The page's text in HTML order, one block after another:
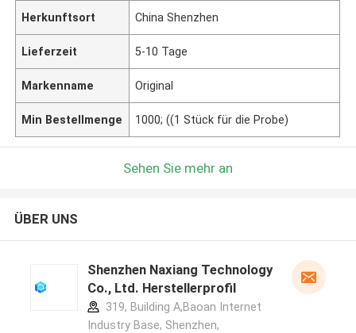
Herkunftsort China Shenzhen
Lieferzeit 5-10 Tage
Markenname Original
Min Bestellmenge 1000; ((1 Stück für die Probe)
Sehen Sie mehr an
ÜBER UNS
Shenzhen Naxiang Technology
Co., Ltd. Herstellerprofil
319, Building A,Baoan Internet
Industry Base, Shenzhen,